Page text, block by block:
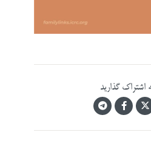
اشتراک گذارید